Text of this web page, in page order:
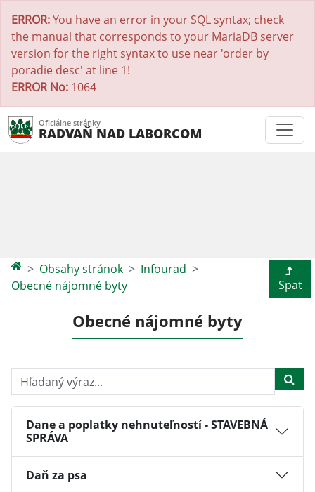
ERROR:You have an error in your SQL syntax; check
the manual that corresponds to your MariaDB server
version for the right syntax to use near 'order by
poradie desc' at line 1!
ERROR No: 1064
Oficiálne stránky
RADVAŇ NAD LABORCOM
Obsahy stránok
Infourad
Obecné nájomné byty
Spat
Obecné nájomné byty
Hľadaný výraz...
Dane a poplatky nehnuteľností - STAVEBNÁ
SPRÁVA
Daň za psa